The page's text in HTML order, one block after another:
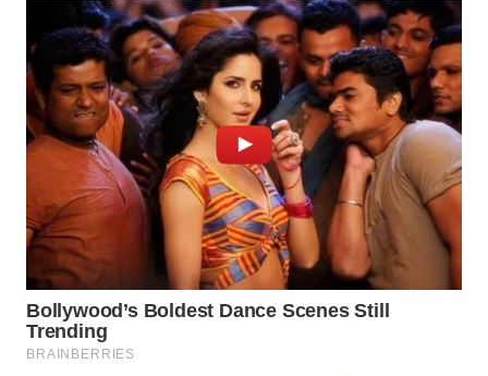
WN
LABUANBAJO
WN
BORNEO
Media
Group
WAHANA
NEWS
WAHANA